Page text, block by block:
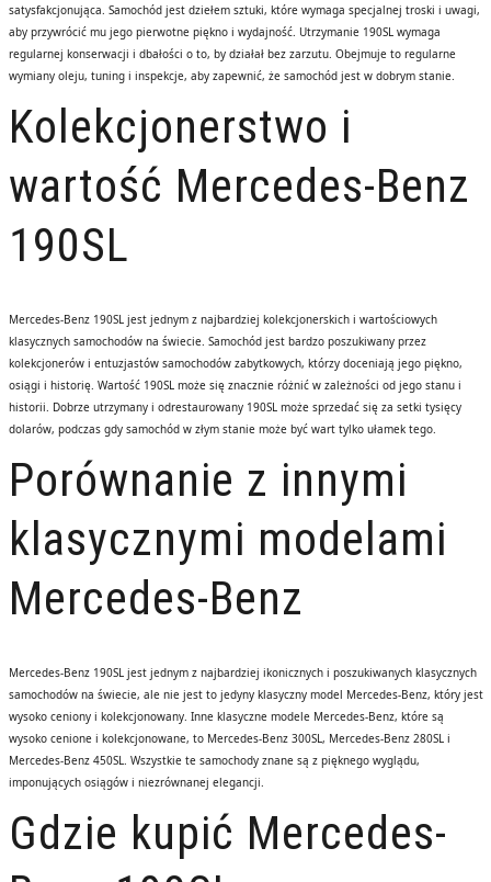
satysfakcjonująca. Samochód jest dziełem sztuki, które wymaga specjalnej troski i uwagi,
aby przywrócić mu jego pierwotne piękno i wydajność. Utrzymanie 190SL wymaga
regularnej konserwacji i dbałości o to, by działał bez zarzutu. Obejmuje to regularne
wymiany oleju, tuning i inspekcje, aby zapewnić, że samochód jest w dobrym stanie.
Kolekcjonerstwo i
wartość Mercedes-Benz
190SL
Mercedes-Benz 190SL jest jednym z najbardziej kolekcjonerskich i wartościowych
klasycznych samochodów na świecie. Samochód jest bardzo poszukiwany przez
kolekcjonerów i entuzjastów samochodów zabytkowych, którzy doceniają jego piękno,
osiągi i historię. Wartość 190SL może się znacznie różnić w zależności od jego stanu i
historii. Dobrze utrzymany i odrestaurowany 190SL może sprzedać się za setki tysięcy
dolarów, podczas gdy samochód w złym stanie może być wart tylko ułamek tego.
Porównanie z innymi
klasycznymi modelami
Mercedes-Benz
Mercedes-Benz 190SL jest jednym z najbardziej ikonicznych i poszukiwanych klasycznych
samochodów na świecie, ale nie jest to jedyny klasyczny model Mercedes-Benz, który jest
wysoko ceniony i kolekcjonowany. Inne klasyczne modele Mercedes-Benz, które są
wysoko cenione i kolekcjonowane, to Mercedes-Benz 300SL, Mercedes-Benz 280SL i
Mercedes-Benz 450SL. Wszystkie te samochody znane są z pięknego wyglądu,
imponujących osiągów i niezrównanej elegancji.
Gdzie kupić Mercedes-